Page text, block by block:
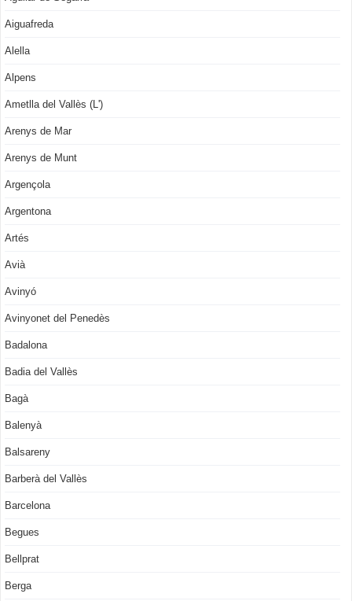
Aiguafreda
Alella
Alpens
Ametlla del Vallès (L')
Arenys de Mar
Arenys de Munt
Argençola
Argentona
Artés
Avià
Avinyó
Avinyonet del Penedès
Badalona
Badia del Vallès
Bagà
Balenyà
Balsareny
Barberà del Vallès
Barcelona
Begues
Bellprat
Berga